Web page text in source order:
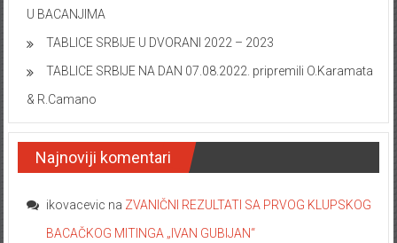
U BACANJIMA
TABLICE SRBIJE U DVORANI 2022 – 2023
TABLICE SRBIJE NA DAN 07.08.2022. pripremili O.Karamata
& R.Camano
Najnoviji komentari
ikovacevic na ZVANIČNI REZULTATI SA PRVOG KLUPSKOG
BACAČKOG MITINGA „IVAN GUBIJAN“